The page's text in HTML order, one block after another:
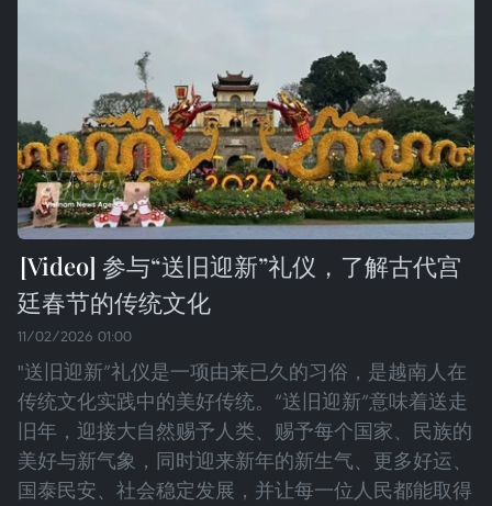
参与“送旧迎新”礼仪，了解古代宫
廷春节的传统文化
11/02/2026 01:00
"送旧迎新”礼仪是一项由来已久的习俗，是越南人在
传统文化实践中的美好传统。“送旧迎新”意味着送走
旧年，迎接大自然赐予人类、赐予每个国家、民族的
美好与新气象，同时迎来新年的新生气、更多好运、
国泰民安、社会稳定发展，并让每一位人民都能取得